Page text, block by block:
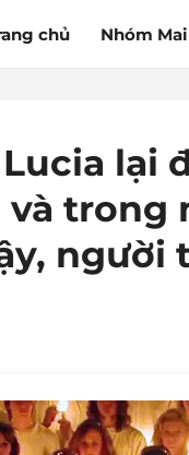
chủ Nhóm
lại
trong
người